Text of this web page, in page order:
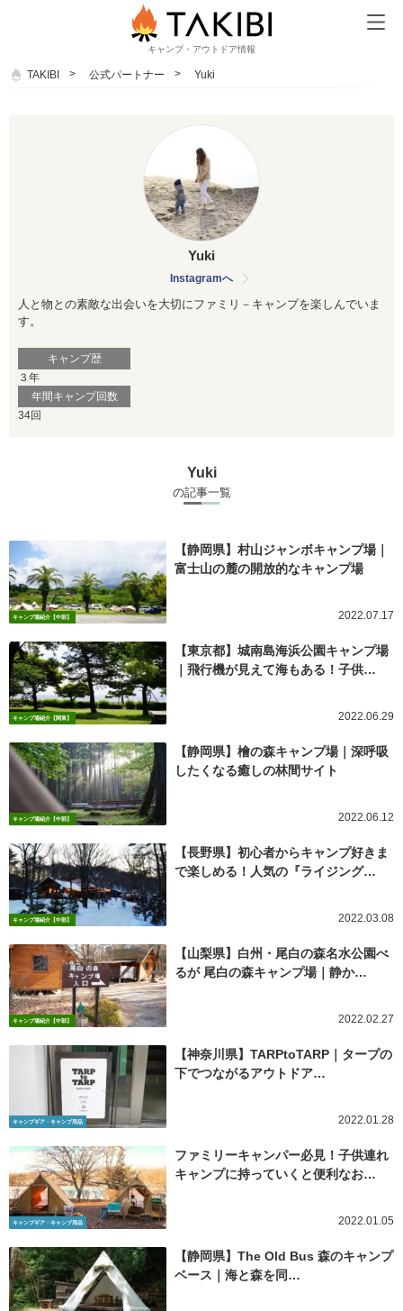
キャンプ・アウトドア情報
TAKIBI 公式パートナー Yuki
Yuki
Instagramへ
人と物との素敵な出会いを大切にファミリ－キャンプを楽しんでいま
す。
キャンプ歴
３年
年間キャンプ回数
34回
Yuki
の記事一覧
キャンプ場紹介【中部】
【静岡県】村山ジャンボキャンプ場｜
富士山の麓の開放的なキャンプ場
2022.07.17
キャンプ場紹介【関東】
【東京都】城南島海浜公園キャンプ場
｜飛行機が見えて海もある！子供…
2022.06.29
キャンプ場紹介【中部】
【静岡県】檜の森キャンプ場｜深呼吸
したくなる癒しの林間サイト
2022.06.12
キャンプ場紹介【中部】
【長野県】初心者からキャンプ好きま
で楽しめる！人気の『ライジング…
2022.03.08
キャンプ場紹介【中部】
【山梨県】白州・尾白の森名水公園べ
るが 尾白の森キャンプ場｜静か…
2022.02.27
キャンプギア・キャンプ用品
【神奈川県】TARPtoTARP｜タープの
下でつながるアウトドア…
2022.01.28
キャンプギア・キャンプ用品
ファミリーキャンパー必見！子供連れ
キャンプに持っていくと便利なお…
2022.01.05
【静岡県】The Old Bus 森のキャンプ
ベース｜海と森を同…